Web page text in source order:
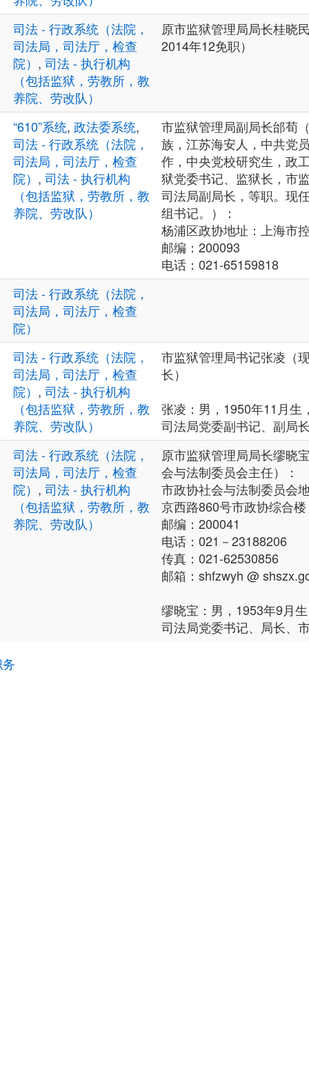
司法 - 行政系统（法院，
司法局，司法厅，检查
院） , 司法 - 执行机构
（包括监狱，劳教所，教
养院、劳改队）
原市监狱管理局局长桂晓
2014年12免职）
“610”系统, 政法委系统,
司法 - 行政系统（法院，
司法局，司法厅，检查
院） , 司法 - 执行机构
（包括监狱，劳教所，教
养院、劳改队）
市监狱管理局副局长邰荀
族，江苏海安人，中共党
作，中央党校研究生，政
狱党委书记、监狱长，市
司法局副局长，等职。现
组书记。）：
杨浦区政协地址：上海市
邮编：200093
电话：021-65159818
司法 - 行政系统（法院，
司法局，司法厅，检查
院）
司法 - 行政系统（法院，
司法局，司法厅，检查
院） , 司法 - 执行机构
（包括监狱，劳教所，教
养院、劳改队）
市监狱管理局书记张凌（
长）
张凌：男，1950年11月生
司法局党委副书记、副局
司法 - 行政系统（法院，
司法局，司法厅，检查
院） , 司法 - 执行机构
（包括监狱，劳教所，教
养院、劳改队）
原市监狱管理局局长缪晓
会与法制委员会主任）：
市政协社会与法制委员会
京西路860号市政协综合楼
邮编：200041
电话：021－23188206
传真：021-62530856
邮箱：shfzwyh @
缪晓宝：男，1953年9月
司法局党委书记、局长、